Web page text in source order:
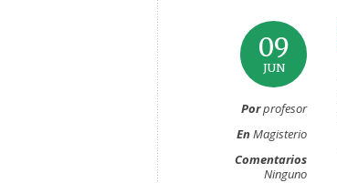
09
JUN
Porprofesor
EnMagisterio
Comentarios
Ninguno